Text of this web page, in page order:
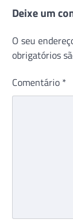
Deixe um
O seu
obrigatórios
Comentário *